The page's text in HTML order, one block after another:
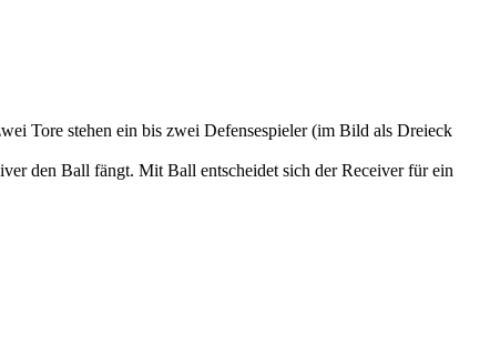
Tore stehen ein bis zwei Defensespieler (im Bild als Dreieck
den Ball fängt. Mit Ball entscheidet sich der Receiver für ein